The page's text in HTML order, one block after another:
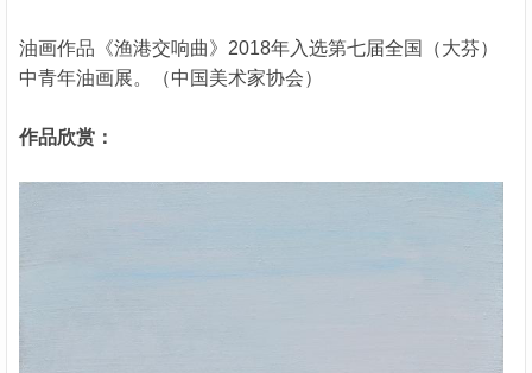
油画作品《渔港交响曲》2018年入选第七届全国（大芬）
中青年油画展。（中国美术家协会）
作品欣赏：